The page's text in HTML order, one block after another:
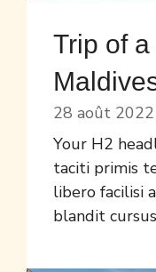
Trip of
28 août 2022
Your H2
taciti primis
libero facilisi
blandit